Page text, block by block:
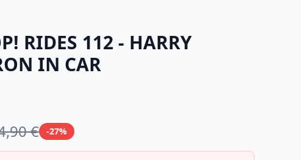
RIDES 112 - HARRY
IN CAR
€ -27%